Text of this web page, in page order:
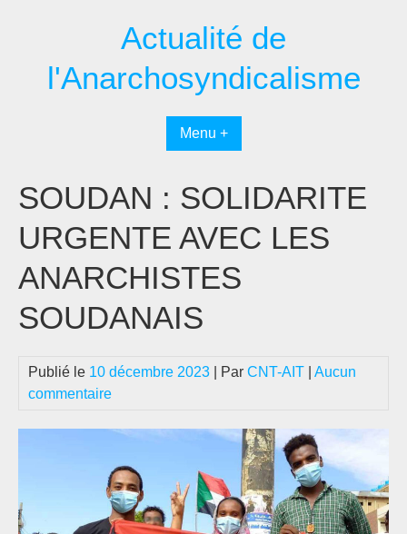
Actualité de
l'Anarchosyndicalisme
Menu +
SOUDAN : SOLIDARITE
URGENTE AVEC LES
ANARCHISTES
SOUDANAIS
Publié le 10 décembre 2023 | Par CNT-AIT
Aucun
commentaire